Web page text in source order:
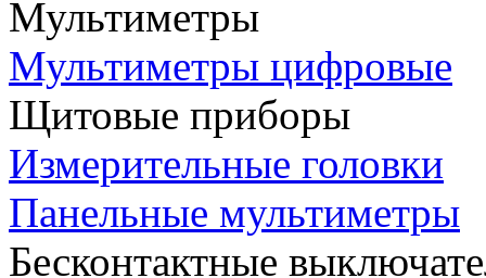
Мультиметры
Мультиметры цифровые
Щитовые приборы
Измерительные головки
Панельные мультиметры
Бесконтактные